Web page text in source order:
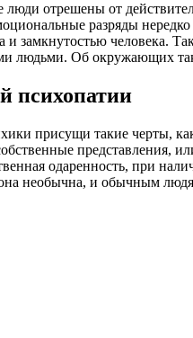
отрешены от
разряды
и замкнутостью
людьми. Об окружающих
психопатии
присущи такие черты,
представления,
одаренность, при
необычна, и обычным